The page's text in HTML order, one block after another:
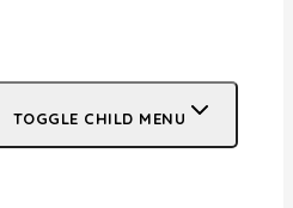
TOGGLE CHILD MENU